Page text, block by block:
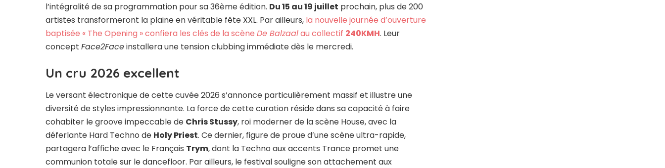
l’intégralité de sa programmation pour sa 36ème édition. Du 15 au 19 juillet prochain, plus de 200
artistes transformeront la plaine en véritable fête XXL. Par ailleurs, la nouvelle journée d’ouverture
baptisée « The Opening » confiera les clés de la scèneDe Balzaalau collectif 240KMH. Leur
conceptFace2Faceinstallera une tension clubbing immédiate dès le mercredi.
Un cru 2026 excellent
Le versant électronique de cette cuvée 2026 s’annonce particulièrement massif et illustre une
diversité de styles impressionnante. La force de cette curation réside dans sa capacité à faire
cohabiter le groove impeccable de Chris Stussy, roi moderner de la scène House, avec la
déferlante Hard Techno de Holy Priest. Ce dernier, figure de proue d’une scène ultra-rapide,
partagera l’affiche avec le Français Trym, dont la Techno aux accents Trance promet une
communion totale sur le dancefloor. Par ailleurs, le festival souligne son attachement aux